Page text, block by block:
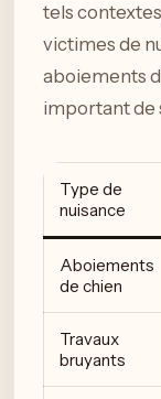
tels
victimes de
aboiements
important de
Type de
nuisance
Aboiements
de chien
Travaux
bruyants